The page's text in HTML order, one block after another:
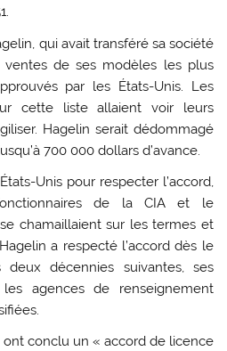
qui avait transféré sa société
ventes de ses modèles les plus
par les États-Unis. Les
cette liste allaient voir leurs
Hagelin serait dédommagé
700 000 dollars d’avance.
Unis pour respecter l’accord,
de la CIA et le
chamaillaient sur les termes et
a respecté l’accord dès le
décennies suivantes, ses
agences de renseignement
ont conclu un « accord de licence